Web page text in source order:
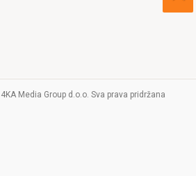
Media Group d.o.o. Sva prava pridržana